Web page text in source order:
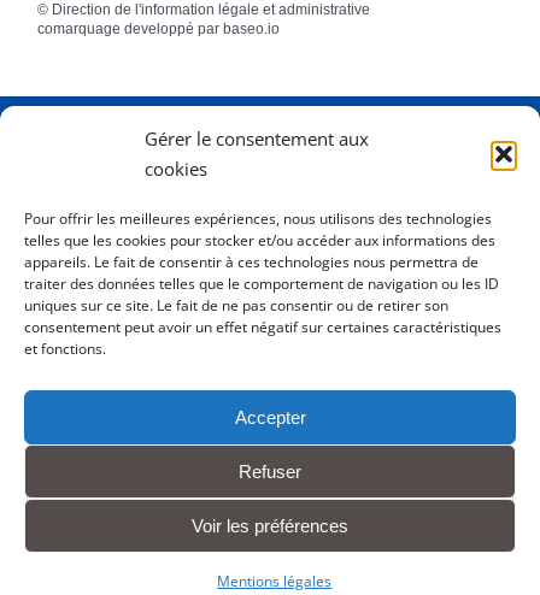
Gérer le consentement aux
cookies
Pour offrir les meilleures expériences, nous utilisons des technologies
telles que les cookies pour stocker et/ou accéder aux informations des
appareils. Le fait de consentir à ces technologies nous permettra de
traiter des données telles que le comportement de navigation ou les ID
uniques sur ce site. Le fait de ne pas consentir ou de retirer son
consentement peut avoir un effet négatif sur certaines caractéristiques
et fonctions.
Accepter
Refuser
Voir les préférences
Mentions légales
© Direction de l'information légale et administrative
comarquage developpé par baseo.io
2 Rue Dame Pernette
Horaires
Lundi de 8h15 à 12h
Mardi de 8h15 à 12h
Mercredi 8h15 à 12h
Jeudi de 8h15 à 12h - 16h à 18h00
Tél.
Contact
Mentions légales